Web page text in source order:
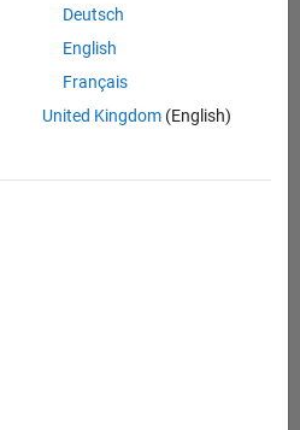
Deutsch
English
Français
United Kingdom(English)